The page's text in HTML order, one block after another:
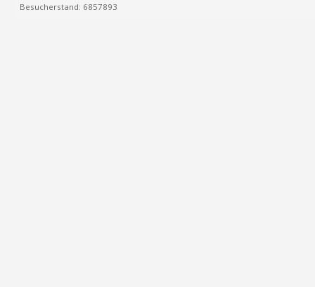
Besucherstand: 6857893